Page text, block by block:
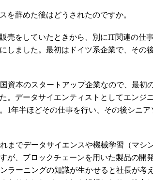
を辞めた後はどうされたのですか。
売をしていたときから、別にIT関連の仕
しました。最初はドイツ系企業で、その
資本のスタートアップ企業なので、最初
。データサイエンティストとしてエンジ
1年半ほどその仕事を行い、その後シニ
までデータサイエンスや機械学習（マシ
が、ブロックチェーンを用いた製品の開
ラーニングの知識が生かせると社長が考